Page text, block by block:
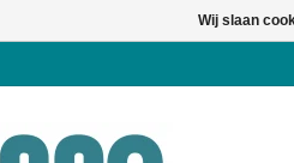
Wij slaan